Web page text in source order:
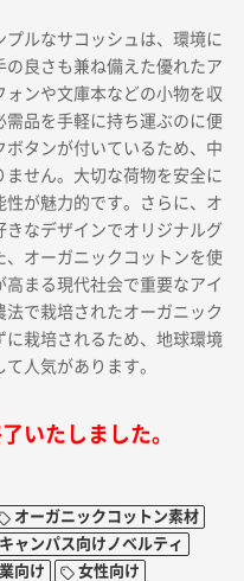
ルなサコッシュは、環境に
良さも兼ね備えた優れたア
ンや文庫本などの小物を収
品を手軽に持ち運ぶのに便
タンが付いているため、中
せん。大切な荷物を安全に
が魅力的です。さらに、オ
きなデザインでオリジナルグ
、オーガニックコットンを使
まる現代社会で重要なアイ
で栽培されたオーガニック
に栽培されるため、地球環境
人気があります。
いたしました。
オーガニックコットン素材
ャンパス向けノベルティ
向け
女性向け